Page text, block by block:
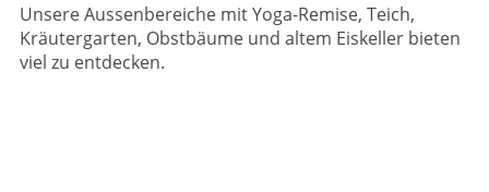
Unsere Aussenbereiche mit Yoga-Remise, Teich,
Kräutergarten, Obstbäume und altem Eiskeller bieten
viel zu entdecken.